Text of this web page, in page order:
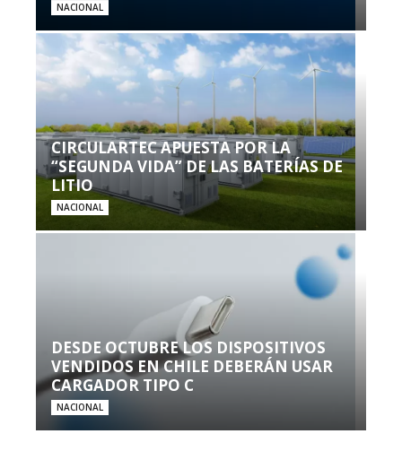
NACIONAL
CIRCULARTEC APUESTA POR LA
“SEGUNDA VIDA” DE LAS BATERÍAS DE
LITIO
NACIONAL
DESDE OCTUBRE LOS DISPOSITIVOS
VENDIDOS EN CHILE DEBERÁN USAR
CARGADOR TIPO C
NACIONAL